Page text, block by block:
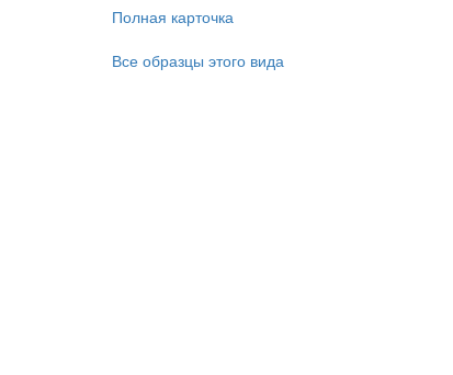
Полная карточка
Все образцы этого вида